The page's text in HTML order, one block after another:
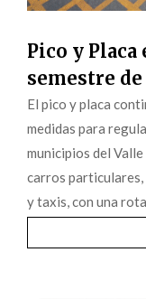
Pico y
semestre de
El pico y placa
medidas para
municipios del
carros
y taxis, con una